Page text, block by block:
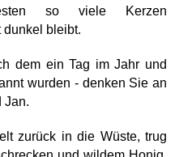
so viele Kerzen
dunkel bleibt.
dem ein Tag im Jahr und
wurden - denken Sie an
Jan.
zurück in die Wüste, trug